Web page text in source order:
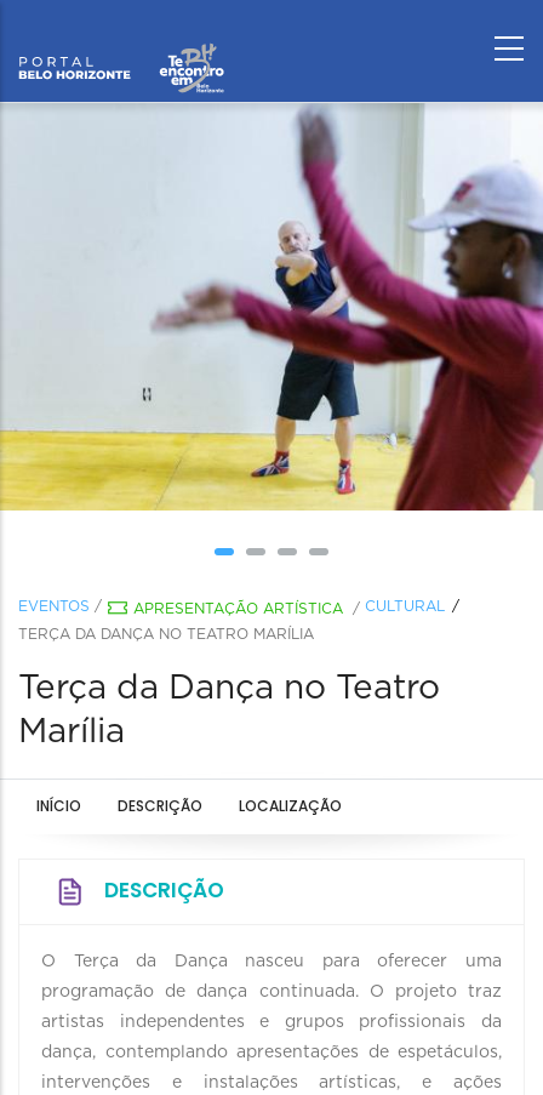
EVENTOS / APRESENTAÇÃO ARTÍSTICA / CULTURAL
TERÇA DA DANÇA NO TEATRO MARÍLIA
Terça da Dança no Teatro
Marília
INÍCIO DESCRIÇÃO LOCALIZAÇÃO
DESCRIÇÃO
O Terça da Dança nasceu para oferecer uma
programação de dança continuada. O projeto traz
artistas independentes e grupos profissionais da
dança, contemplando apresentações de espetáculos,
intervenções e instalações artísticas, e ações